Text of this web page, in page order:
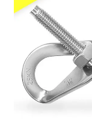
Articoli
Contattaci
Politica